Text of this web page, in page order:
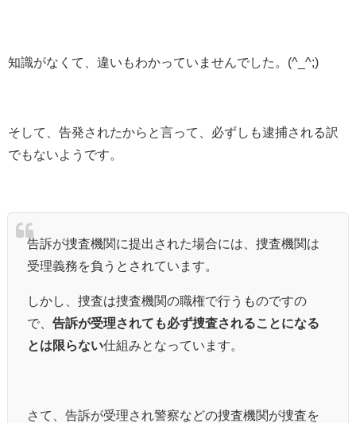
知識がなくて、違いもわかっていませんでした。(^_^;)
そして、告発されたからと言って、必ずしも逮捕される訳
でもないようです。
告訴が捜査機関に提出された場合には、捜査機関は
受理義務を負うとされています。
しかし、捜査は捜査機関の職権で行うものですの
で、 告訴が受理されても必ず捜査されることになる
とは限らない仕組みとなっています。
さて、告訴が受理され警察などの捜査機関が捜査を